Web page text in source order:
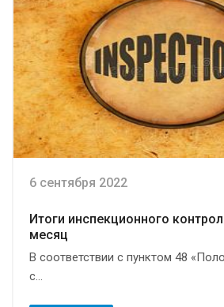
6 сентября 2022
Итоги инспекционного
месяц
В соответствии с пунктом 48
с...